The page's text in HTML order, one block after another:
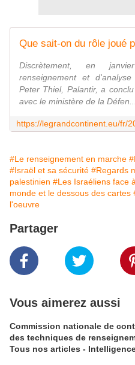
Que sait-on du rôle joué
Discrètement, en
renseignement et
Peter Thiel, Palantir, a
avec le ministère de la Défen...
#Le renseignement en marche
#Israël et sa sécurité #Regards
palestinien #Les Israéliens face
monde et le dessous des cartes
l'oeuvre
Partager
Vous aimerez aussi
Commission nationale de
des techniques de
Tous nos articles -